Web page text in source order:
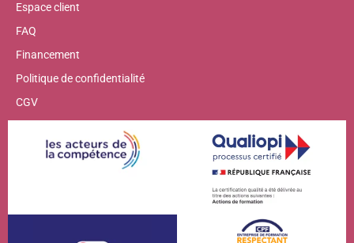
Espace client
FAQ
Financement
Politique de confidentialité
CGV